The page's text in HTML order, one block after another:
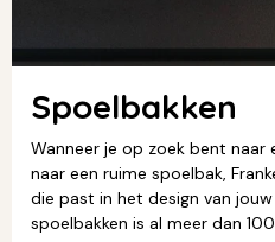
Spoelbakken
Wanneer je op zoek bent
naar een ruime spoelbak,
die past in het design van
spoelbakken is al meer dan